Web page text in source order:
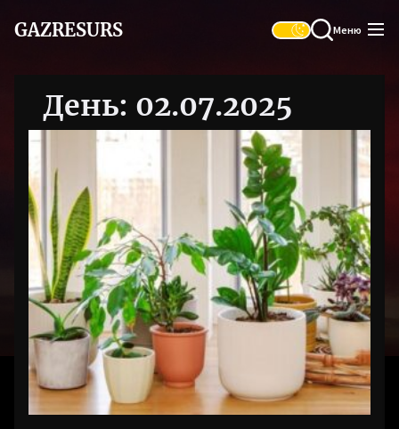
доGAZRESURS Меню
День: 02.07.2025